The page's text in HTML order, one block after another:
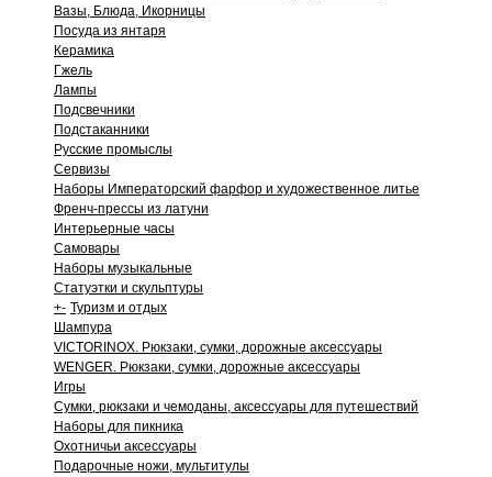
Вазы, Блюда, Икорницы
Посуда из янтаря
Керамика
Гжель
Лампы
Подсвечники
Подстаканники
Русские промыслы
Сервизы
Наборы Императорский фарфор и художественное литье
Френч-прессы из латуни
Интерьерные часы
Самовары
Наборы музыкальные
Статуэтки и скульптуры
+- Туризм и отдых
Шампура
VICTORINOX. Рюкзаки, сумки, дорожные аксессуары
WENGER. Рюкзаки, сумки, дорожные аксессуары
Игры
Сумки, рюкзаки и чемоданы, аксессуары для путешествий
Наборы для пикника
Охотничьи аксессуары
Подарочные ножи, мультитулы